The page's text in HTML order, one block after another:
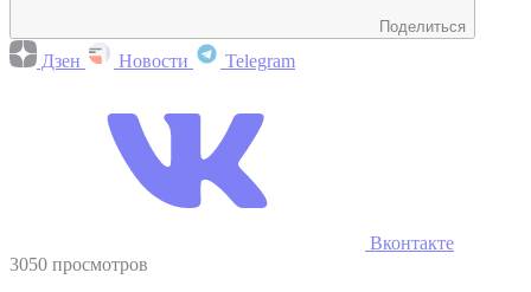
Поделиться
Дзен Новости Telegram
Вконтакте
3050 просмотров